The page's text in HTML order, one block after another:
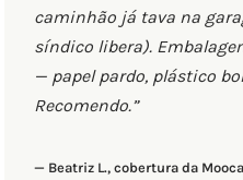
caminhão já tava na
síndico libera).
— papel pardo, plástico
Recomendo.”
— Beatriz L., cobertura da